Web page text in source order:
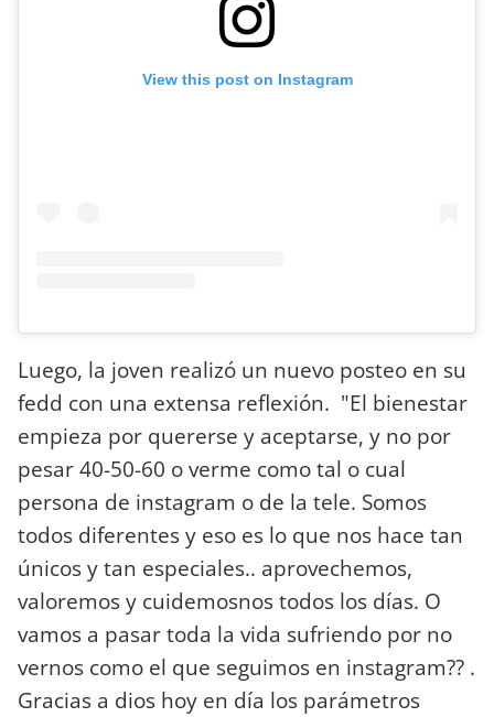
View this post on Instagram
Luego, la joven realizó un nuevo posteo en su
fedd con una extensa reflexión. "El bienestar
empieza por quererse y aceptarse, y no por
pesar 40-50-60 o verme como tal o cual
persona de instagram o de la tele. Somos
todos diferentes y eso es lo que nos hace tan
únicos y tan especiales.. aprovechemos,
valoremos y cuidemosnos todos los días. O
vamos a pasar toda la vida sufriendo por no
vernos como el que seguimos en instagram?? .
Gracias a dios hoy en día los parámetros